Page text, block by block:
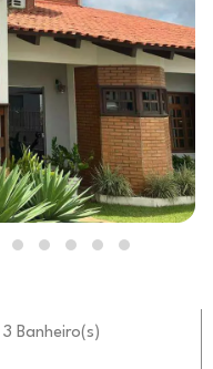
3 Banheiro(s)